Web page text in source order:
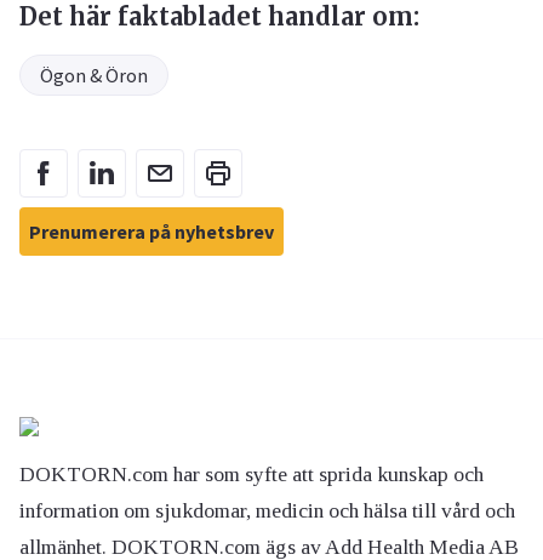
Det här faktabladet handlar om:
Ögon & Öron
Prenumerera på nyhetsbrev
DOKTORN.com har som syfte att sprida kunskap och
information om sjukdomar, medicin och hälsa till vård och
allmänhet. DOKTORN.com ägs av Add Health Media AB